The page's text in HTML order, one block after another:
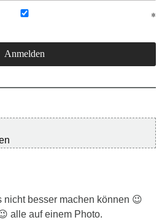
nicht besser machen können 😉
alle auf einem Photo.